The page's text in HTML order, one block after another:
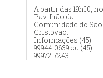
A partir das 19h30, no
Pavilhão da
Comunidade do São
Cristóvão.
Informações (45)
99944-0639 ou (45)
99972-7243